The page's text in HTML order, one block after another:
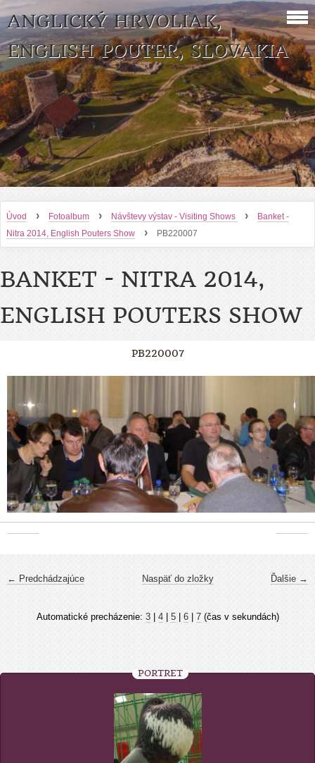
ANGLICKÝ HRVOLIAK,
ENGLISH POUTER, SLOVAKIA
Úvod › Fotoalbum › Návštevy výstav - Visiting Shows ›
Banket -
Nitra 2014, English Pouters Show
› PB220007
BANKET - NITRA 2014,
ENGLISH POUTERS SHOW
PB220007
← Predchádzajúce Ďalšie →
Naspäť do zložky
Automatické precházenie: 3| 4| 5| 6| 7(čas v sekundách)
PORTRÉT